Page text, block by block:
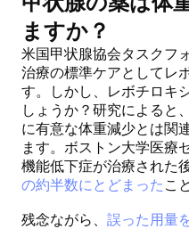
ますか？
米国甲状腺協会タスクフ
治療の標準ケアとしてレ
す。しかし、レボチロキ
しょうか？研究によると
に有意な体重減少とは関
ます。ボストン大学医療
機能低下症が治療された
の約半数にとどまった こ
残念ながら、 誤った用量